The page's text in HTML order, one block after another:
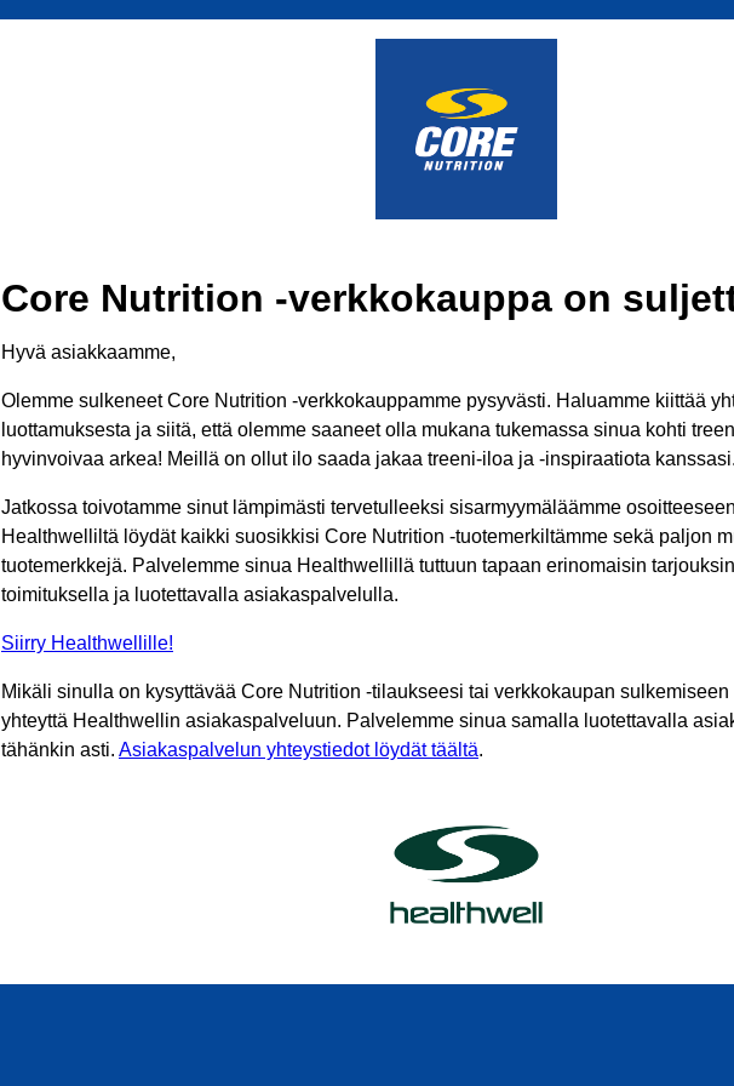
Core Nutrition -verkkokauppa on
Hyvä asiakkaamme,
Olemme sulkeneet Core Nutrition -verkkokauppamme pysyvästi. Haluamme kiittää
luottamuksesta ja siitä, että olemme saaneet olla mukana tukemassa sinua kohti
hyvinvoivaa arkea! Meillä on ollut ilo saada jakaa treeni-iloa ja -inspiraatiota kanssasi.
Jatkossa toivotamme sinut lämpimästi tervetulleeksi sisarmyymäläämme osoitteeseen
Healthwelliltä löydät kaikki suosikkisi Core Nutrition -tuotemerkiltämme sekä paljon
tuotemerkkejä. Palvelemme sinua Healthwellillä tuttuun tapaan erinomaisin
toimituksella ja luotettavalla asiakaspalvelulla.
Siirry Healthwellille!
Mikäli sinulla on kysyttävää Core Nutrition -tilaukseesi tai verkkokaupan sulkemiseen
yhteyttä Healthwellin asiakaspalveluun. Palvelemme sinua samalla luotettavalla
tähänkin asti. Asiakaspalvelun yhteystiedot löydät täältä.